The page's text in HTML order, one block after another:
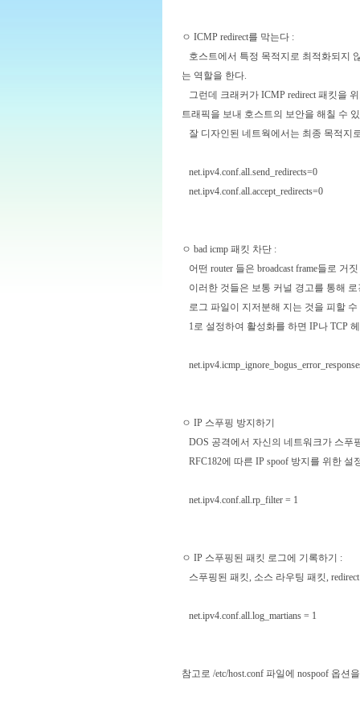
ㅇ ICMP redirect를 막는다 :
호스트에서 특정 목적지로 최적화되지
는 역할을 한다.
그런데 크래커가 ICMP redirect 패킷을
트래픽을 보내 호스트의 보안을 해칠 수
잘 디자인된 네트웍에서는 최종 목적지
net.ipv4.conf.all.send_redirects=0
net.ipv4.conf.all.accept_redirects=0
ㅇ bad icmp 패킷 차단 :
어떤 router 들은 broadcast frame들로 거
이러한 것들은 보통 커널 경고를 통해
로그 파일이 지저분해 지는 것을 피할 수
1로 설정하여 활성화를 하면 IP나 TCP
ㅇ IP 스푸핑 방지하기
DOS 공격에서 자신의 네트워크가 스푸
RFC182에 따른 IP spoof 방지를 위한 설
net.ipv4.conf.all.rp_filter = 1
ㅇ IP 스푸핑된 패킷 로그에 기록하기 :
스푸핑된 패킷, 소스 라우팅 패킷,
net.ipv4.conf.all.log_martians = 1
참고로 /etc/host.conf 파일에 nospoof 옵